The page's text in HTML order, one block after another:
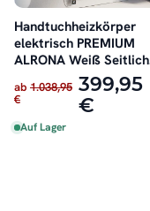
Handtuchheizkörper
elektrisch PREMIUM
ALRONA Weiß Seitlich
offen inkl. Heizstab
ab 1.038,95
€
399,95
€
Auf Lager